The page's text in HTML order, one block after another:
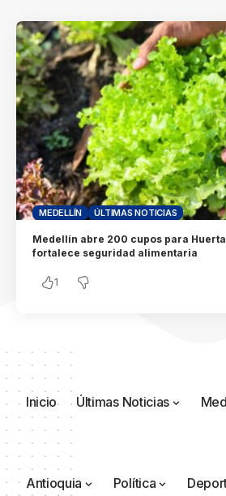
MEDELLÍN ÚLTIMAS NOTICIAS
Medellín abre 200 cupos para
fortalece seguridad alimentaria
1
Inicio Últimas Noticias
Antioquia Política